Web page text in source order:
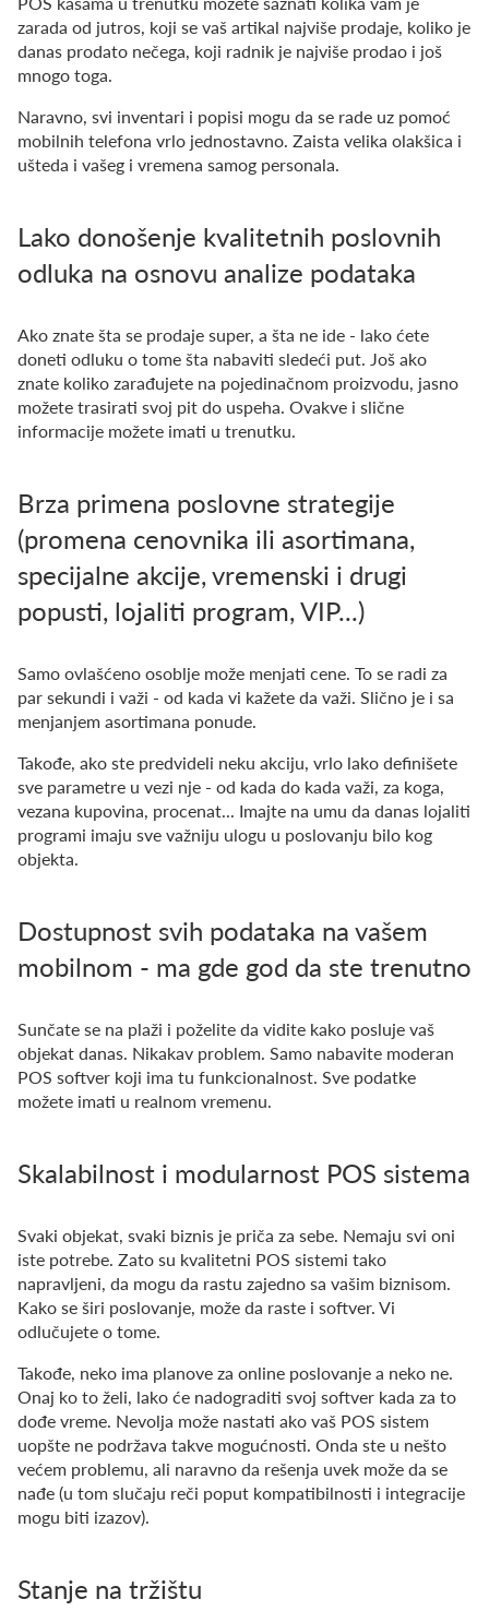
zarada od jutros, koji se vaš artikal najviše prodaje, koliko je
danas prodato nečega, koji radnik je najviše prodao i još
mnogo toga.
Naravno, svi inventari i popisi mogu da se rade uz pomoć
mobilnih telefona vrlo jednostavno. Zaista velika olakšica i
ušteda i vašeg i vremena samog personala.
Lako donošenje kvalitetnih poslovnih
odluka na osnovu analize podataka
Ako znate šta se prodaje super, a šta ne ide - lako ćete
doneti odluku o tome šta nabaviti sledeći put. Još ako
znate koliko zarađujete na pojedinačnom proizvodu, jasno
možete trasirati svoj pit do uspeha. Ovakve i slične
informacije možete imati u trenutku.
Brza primena poslovne strategije
(promena cenovnika ili asortimana,
specijalne akcije, vremenski i drugi
popusti, lojaliti program, VIP...)
Samo ovlašćeno osoblje može menjati cene. To se radi za
par sekundi i važi - od kada vi kažete da važi. Slično je i sa
menjanjem asortimana ponude.
Takođe, ako ste predvideli neku akciju, vrlo lako definišete
sve parametre u vezi nje - od kada do kada važi, za koga,
vezana kupovina, procenat... Imajte na umu da danas lojaliti
programi imaju sve važniju ulogu u poslovanju bilo kog
objekta.
Dostupnost svih podataka na vašem
mobilnom - ma gde god da ste trenutno
Sunčate se na plaži i poželite da vidite kako posluje vaš
objekat danas. Nikakav problem. Samo nabavite moderan
POS softver koji ima tu funkcionalnost. Sve podatke
možete imati u realnom vremenu.
Skalabilnost i modularnost POS sistema
Svaki objekat, svaki biznis je priča za sebe. Nemaju svi oni
iste potrebe. Zato su kvalitetni POS sistemi tako
napravljeni, da mogu da rastu zajedno sa vašim biznisom.
Kako se širi poslovanje, može da raste i softver. Vi
odlučujete o tome.
Takođe, neko ima planove za online poslovanje a neko ne.
Onaj ko to želi, lako će nadograditi svoj softver kada za to
dođe vreme. Nevolja može nastati ako vaš POS sistem
uopšte ne podržava takve mogućnosti. Onda ste u nešto
većem problemu, ali naravno da rešenja uvek može da se
nađe (u tom slučaju reči poput kompatibilnosti i integracije
mogu biti izazov).
Stanje na tržištu